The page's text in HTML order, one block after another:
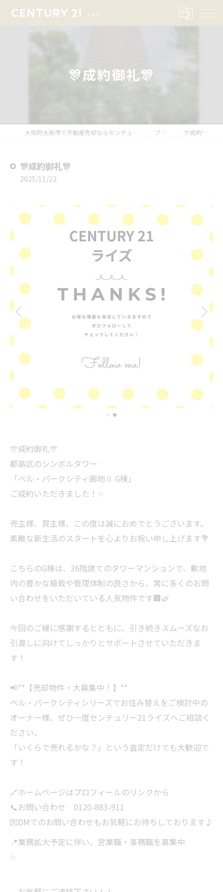
🎊成約御礼🎊
大阪府大阪市で不動産売却ならセンチュリー21ライズ ブログ 🎊成約御礼🎊
🎊成約御礼🎊
2025/11/22
🎊成約御礼🎊
都島区のシンボルタワー
「ベル・パークシティ画地Ⅱ G棟」
ご成約いただきました！✨
売主様、買主様、この度は誠におめでとうございます。
素敵な新生活のスタートを心よりお祝い申し上げます💐
こちらのG棟は、36階建てのタワーマンションで、敷地
内の豊かな植栽や管理体制の良さから、常に多くのお問
い合わせをいただいている人気物件です🏢🌿
今回のご縁に感謝するとともに、引き続きスムーズなお
引渡しに向けてしっかりとサポートさせていただきま
す！
📢**【売却物件・大募集中！】**
ベル・パークシティシリーズでお住み替えをご検討中の
オーナー様、ぜひ一度センチュリー21ライズへご相談く
ださい。
「いくらで売れるかな？」という査定だけでも大歓迎で
す！
🔗ホームページはプロフィールのリンクから
📞お問い合わせ 0120-883-911
💌DMでのお問い合わせもお気軽にお待ちしております♪
📍業務拡大予定に伴い、営業職・事務職を募集中
✨